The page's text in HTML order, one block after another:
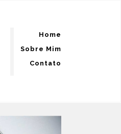
Home
Sobre Mim
Contato